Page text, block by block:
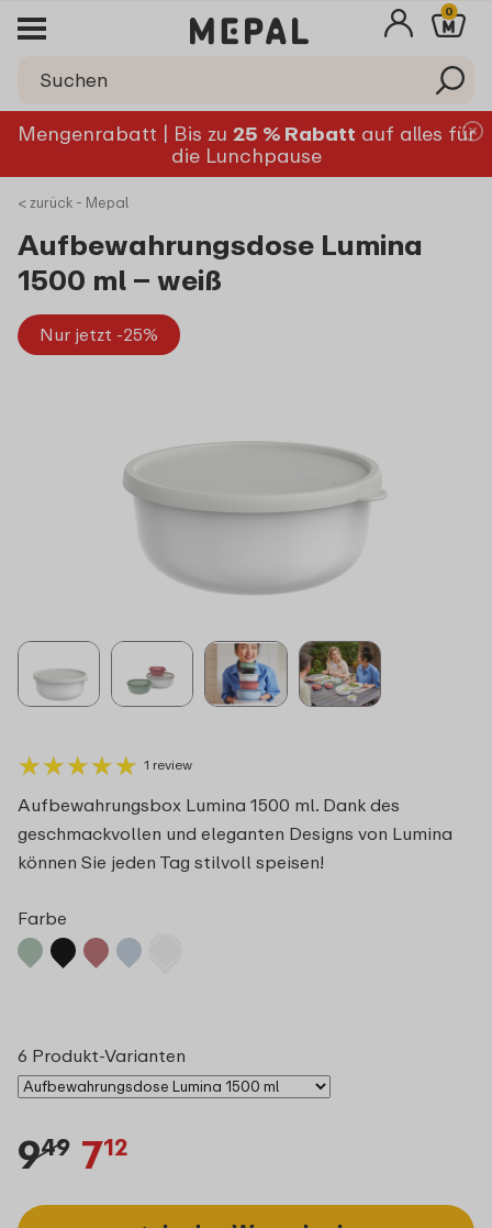
0
Mengenrabatt | Bis zu 25 % Rabatt auf alles für
die Lunchpause
< zurück - Mepal
Aufbewahrungsdose Lumina
1500 ml – weiß
Nur jetzt -25%
★★★★★
★★★★★ 1 review
Aufbewahrungsbox Lumina 1500 ml. Dank des
geschmackvollen und eleganten Designs von Lumina
können Sie jeden Tag stilvoll speisen!
Farbe
6 Produkt-Varianten
949 712